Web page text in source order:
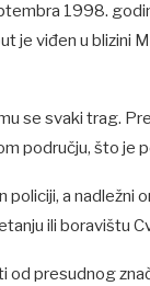
1998.
je viđen u blizini
se svaki trag.
području, što je
policiji, a
ili boravištu
od presudnog